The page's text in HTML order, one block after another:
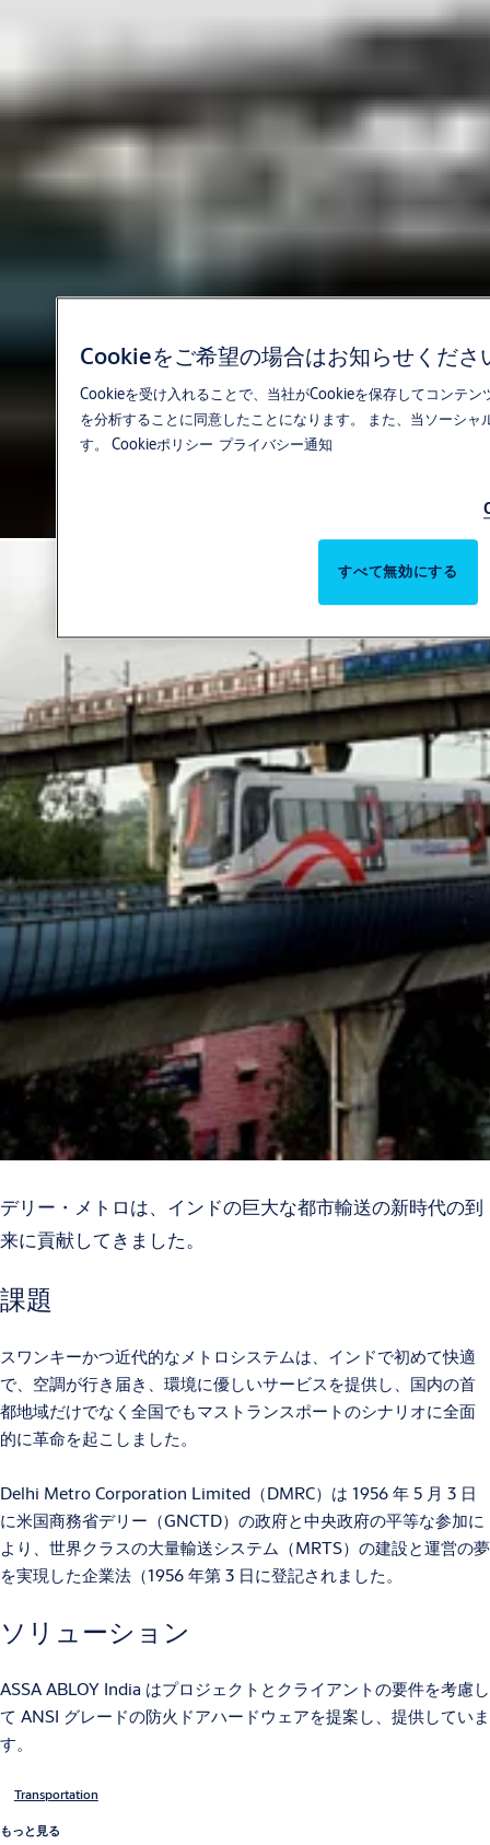
デリー・メトロは、インドの巨大な都市輸送の新時代の到
来に貢献してきました。
課題
スワンキーかつ近代的なメトロシステムは、インドで初めて快適
で、空調が行き届き、環境に優しいサービスを提供し、国内の首
都地域だけでなく全国でもマストランスポートのシナリオに全面
的に革命を起こしました。
Delhi Metro Corporation Limited（DMRC）は 1956 年 5 月 3 日
に米国商務省デリー（GNCTD）の政府と中央政府の平等な参加に
より、世界クラスの大量輸送システム（MRTS）の建設と運営の夢
を実現した企業法（1956 年第 3 日に登記されました。
ソリューション
ASSA ABLOY India はプロジェクトとクライアントの要件を考慮し
て ANSI グレードの防火ドアハードウェアを提案し、提供していま
す。
Transportation
もっと見る
Cookieをご希望の場合はお知らせくださ
Cookieを受け入れることで、当社がCookieを保存してコンテ
を分析することに同意したことになります。 また、当ソーシ
す。 Cookieポリシー プライバシー通知
すべて無効にする